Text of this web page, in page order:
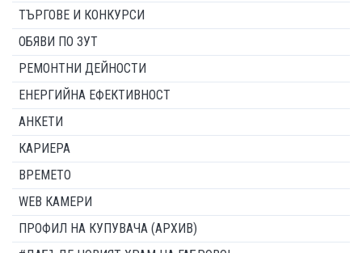
ТЪРГОВЕ И КОНКУРСИ
ОБЯВИ ПО ЗУТ
РЕМОНТНИ ДЕЙНОСТИ
ЕНЕРГИЙНА ЕФЕКТИВНОСТ
АНКЕТИ
КАРИЕРА
ВРЕМЕТО
WEB КАМЕРИ
ПРОФИЛ НА КУПУВАЧА (АРХИВ)